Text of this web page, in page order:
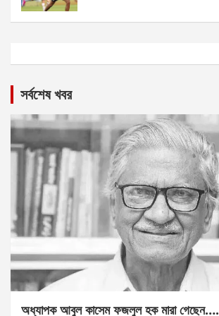
সর্বশেষ খবর
অধ্যাপক আবুল কাসেম ফজলুল হক মারা গেছেন….